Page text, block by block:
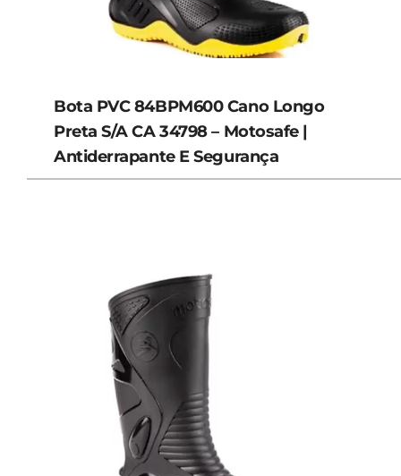
Bota PVC 84BPM600 Cano Longo
Preta S/A CA 34798 – Motosafe |
Antiderrapante E Segurança